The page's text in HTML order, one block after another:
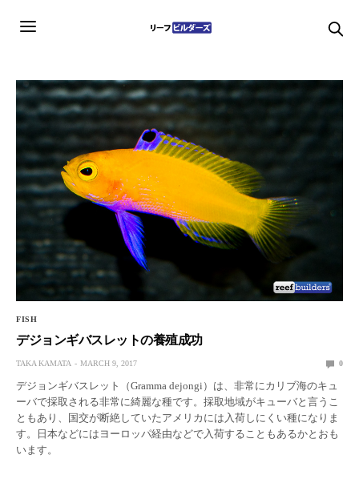
FISH
デジョンギバスレットの養殖成功
TAKA KAMATA MARCH 9, 2017 0
デジョンギバスレット（Gramma dejongi）は、非常にカリブ海のキュ
ーバで採取される非常に綺麗な種です。採取地域がキューバと言うこ
ともあり、国交が断絶していたアメリカには入荷しにくい種になりま
す。日本などにはヨーロッパ経由などで入荷することもあるかとおも
います。